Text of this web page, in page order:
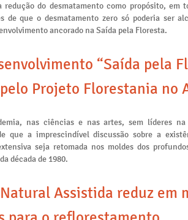
redução do desmatamento como propósito, em
de que o desmatamento zero só poderia ser
ancorado na Saída pela Floresta.
“Saída pela
Projeto Florestania no
nas ciências e nas artes, sem líderes
que a imprescindível discussão sobre a
seja retomada nos moldes dos
década de 1980.
Assistida reduz em